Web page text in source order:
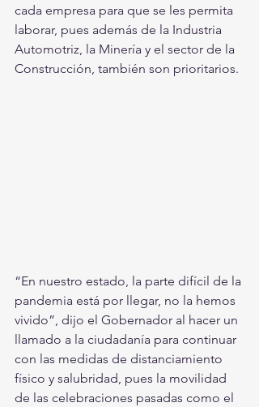
cada empresa para que se les permita
laborar, pues además de la Industria
Automotriz, la Minería y el sector de la
Construcción, también son prioritarios.
“En nuestro estado, la parte difícil de la
pandemia está por llegar, no la hemos
vivido”, dijo el Gobernador al hacer un
llamado a la ciudadanía para continuar
con las medidas de distanciamiento
físico y salubridad, pues la movilidad
de las celebraciones pasadas como el